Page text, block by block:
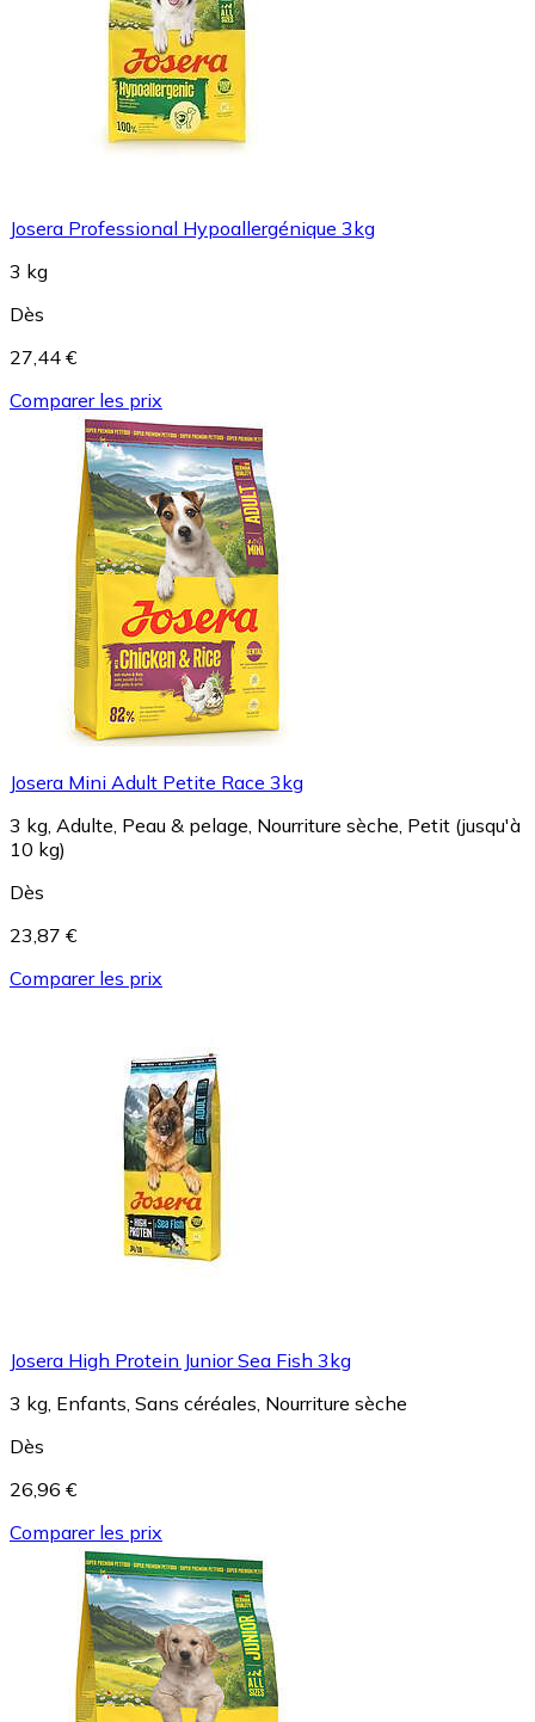
Josera Professional Hypoallergénique 3kg
3 kg
Dès
27,44 €
Comparer les prix
Josera Mini Adult Petite Race 3kg
3 kg, Adulte, Peau & pelage, Nourriture sèche, Petit (jusqu'à
10 kg)
Dès
23,87 €
Comparer les prix
Josera High Protein Junior Sea Fish 3kg
3 kg, Enfants, Sans céréales, Nourriture sèche
Dès
26,96 €
Comparer les prix